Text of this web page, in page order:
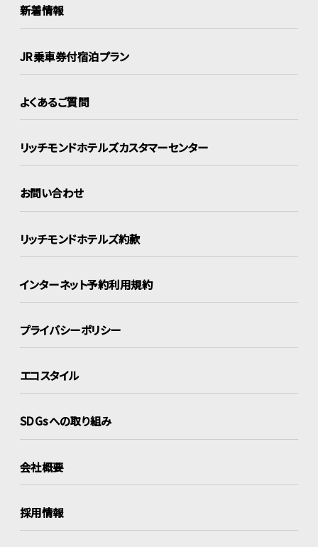
新着情報
JR乗車券付宿泊プラン
よくあるご質問
リッチモンドホテルズカスタマーセンター
お問い合わせ
リッチモンドホテルズ約款
インターネット予約利用規約
プライバシーポリシー
エコスタイル
SDGsへの取り組み
会社概要
採用情報